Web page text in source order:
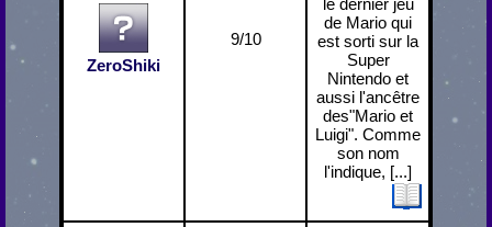
ZeroShiki
9/10
le dernier jeu
de Mario qui
est sorti sur la
Super
Nintendo et
aussi l'ancêtre
des"Mario et
Luigi". Comme
son nom
l'indique, [...]